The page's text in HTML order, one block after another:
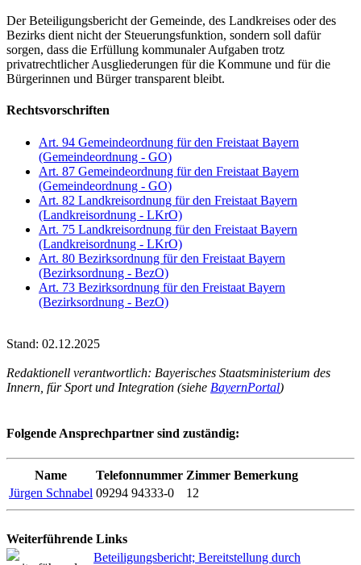
Der Beteiligungsbericht der Gemeinde, des Landkreises oder des
Bezirks dient nicht der Steuerungsfunktion, sondern soll dafür
sorgen, dass die Erfüllung kommunaler Aufgaben trotz
privatrechtlicher Ausgliederungen für die Kommune und für die
Bürgerinnen und Bürger transparent bleibt.
Rechtsvorschriften
Art. 94 Gemeindeordnung für den Freistaat Bayern
(Gemeindeordnung - GO)
Art. 87 Gemeindeordnung für den Freistaat Bayern
(Gemeindeordnung - GO)
Art. 82 Landkreisordnung für den Freistaat Bayern
(Landkreisordnung - LKrO)
Art. 75 Landkreisordnung für den Freistaat Bayern
(Landkreisordnung - LKrO)
Art. 80 Bezirksordnung für den Freistaat Bayern
(Bezirksordnung - BezO)
Art. 73 Bezirksordnung für den Freistaat Bayern
(Bezirksordnung - BezO)
Stand: 02.12.2025
Redaktionell verantwortlich: Bayerisches Staatsministerium des
Innern, für Sport und Integration (siehe BayernPortal)
Folgende Ansprechpartner sind zuständig:
Name Telefonnummer Zimmer Bemerkung
Jürgen Schnabel 09294 94333-0 12
Weiterführende Links
Beteiligungsbericht; Bereitstellung durch